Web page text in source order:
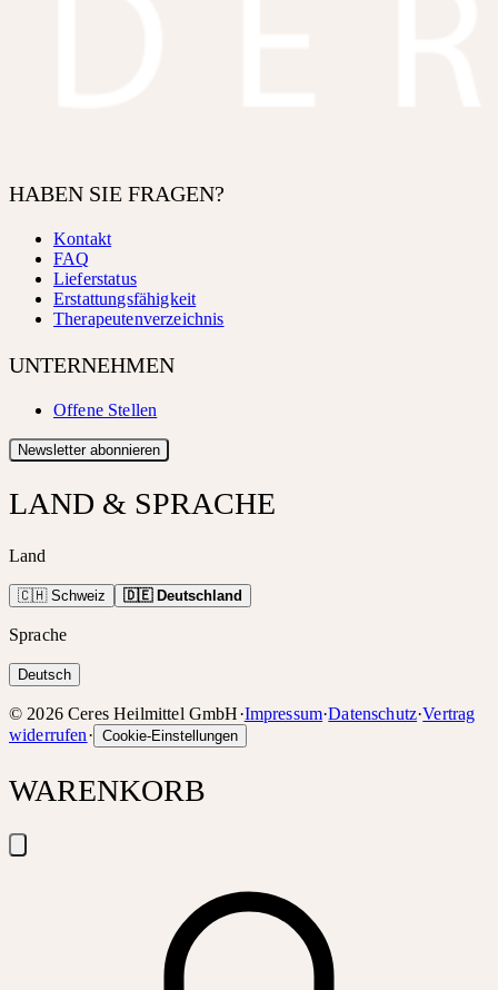
HABEN SIE FRAGEN?
Kontakt
FAQ
Lieferstatus
Erstattungsfähigkeit
Therapeutenverzeichnis
UNTERNEHMEN
Offene Stellen
Newsletter abonnieren
LAND & SPRACHE
Land
🇨🇭 Schweiz 🇩🇪 Deutschland
Sprache
Deutsch
© 2026 Ceres Heilmittel GmbH·Impressum·Datenschutz·Vertrag
widerrufen· Cookie-Einstellungen
WARENKORB